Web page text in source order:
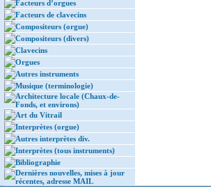
Facteurs d’orgues
Facteurs de clavecins
Compositeurs (orgue)
Compositeurs (divers)
Clavecins
Orgues
Autres instruments
Musique (terminologie)
Architecture locale (Chaux-de-
Fonds, et environs)
Art du Vitrail
Interprètes (orgue)
Autres interprètes div.
Interprètes (tous instruments)
Bibliographie
Dernières nouvelles, mises à jour
récentes, adresse MAIL